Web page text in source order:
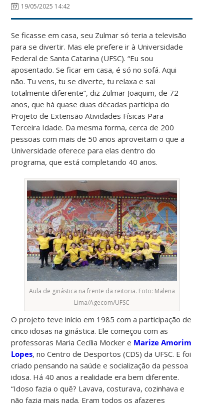
19/05/2025 14:42
Se ficasse em casa, seu Zulmar só teria a televisão
para se divertir. Mas ele prefere ir à Universidade
Federal de Santa Catarina (UFSC). “Eu sou
aposentado. Se ficar em casa, é só no sofá. Aqui
não. Tu vens, tu se diverte, tu relaxa e sai
totalmente diferente”, diz Zulmar Joaquim, de 72
anos, que há quase duas décadas participa do
Projeto de Extensão Atividades Físicas Para
Terceira Idade. Da mesma forma, cerca de 200
pessoas com mais de 50 anos aproveitam o que a
Universidade oferece para elas dentro do
programa, que está completando 40 anos.
Aula de ginástica na frente da reitoria. Foto: Malena
Lima/Agecom/UFSC
O projeto teve início em 1985 com a participação de
cinco idosas na ginástica. Ele começou com as
professoras Maria Cecília Mocker e Marize Amorim
Lopes, no Centro de Desportos (CDS) da UFSC. E foi
criado pensando na saúde e socialização da pessoa
idosa. Há 40 anos a realidade era bem diferente.
“Idoso fazia o quê? Lavava, costurava, cozinhava e
não fazia mais nada. Eram todos os afazeres